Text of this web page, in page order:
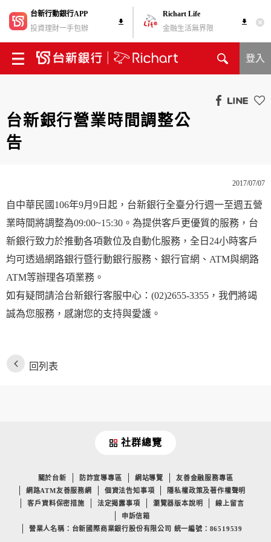
台新行動銀行APP
投資理財一手包辦
Richart Life
金融生活無界限
登入
台新銀行營業時間調整公
告
2017/07/07
自中華民國106年9月9日起，台新銀行全臺分行週一至週五營
業時間將調整為09:00~15:30。為提供客戶更優質的服務，台
新銀行致力於推動各項數位及自動化服務，全日24小時客戶
均可透過網路銀行暨行動銀行服務、銀行官網、ATM與網路
ATM等辦理各項業務。
如有疑問請洽台新銀行客服中心：(02)2655-3355，我們將竭
誠為您服務，感謝您的支持與愛護。
回列表
社群總覽
關於台新 防詐宣導專區 網站導覽
友善金融服務專區
網路ATM友善服務網
個資法告知事項
隱私權政策及著作權聲明
客戶資料保密措施
法定揭露事項 瀏覽器版本說明
線上留言
申訴信箱
營業人名稱：台新國際商業銀行股份有限公司 統一編號：86519539